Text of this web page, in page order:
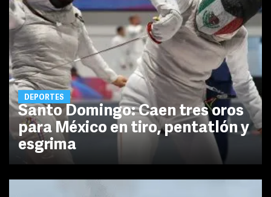
DEPORTES
Santo Domingo: Caen tres oros
para México en tiro, pentatlón y
esgrima